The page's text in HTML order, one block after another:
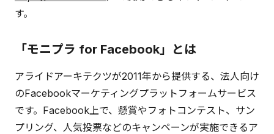
す。
「モニプラ for Facebook」とは
アライドアーキテクツが2011年から提供する、法人向け
のFacebookマーケティングプラットフォームサービス
です。Facebook上で、懸賞やフォトコンテスト、サン
プリング、人気投票などのキャンペーンが実施できるア